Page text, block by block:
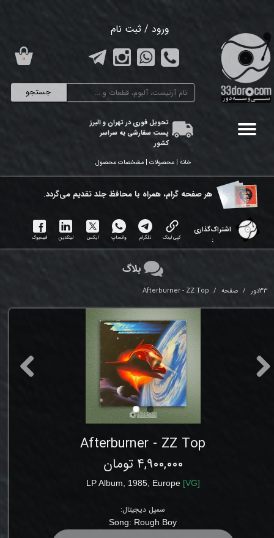
جستجو
ورود / ثبت نام
تغییر گذر واژه
سفارشات
تحویل فوری در تهران و البرز
پست سفارشی به سراسر
کشور
۰
خانه | محصولات | مشخصات محصول
هر ​صفحه گرام، همراه با محافظ جلد تقدیم می‌گردد.
اشتراک‌گذاری
:
کپی لینک تلگرام واتساپ ایکس لینکدین فیسبوک
33دور صفحه Afterburner - ZZ Top
Afterburner - ZZ Top
۴,۹۰۰,۰۰۰ تومان
LP Album, 1985, Europe [VG]
سمپل دیجیتال:
Song: Rough Boy
بلاگ